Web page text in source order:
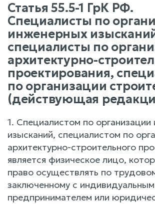
Статья 55.5-1 ГрК РФ.
Специалисты по
инженерных
специалисты по
архитектурно-
проектирования,
по организации
(действующая
1. Специалистом по
изысканий, специалистом по
архитектурно-строительного
является физическое лицо,
право осуществлять по
заключенному с индивидуальным
предпринимателем или